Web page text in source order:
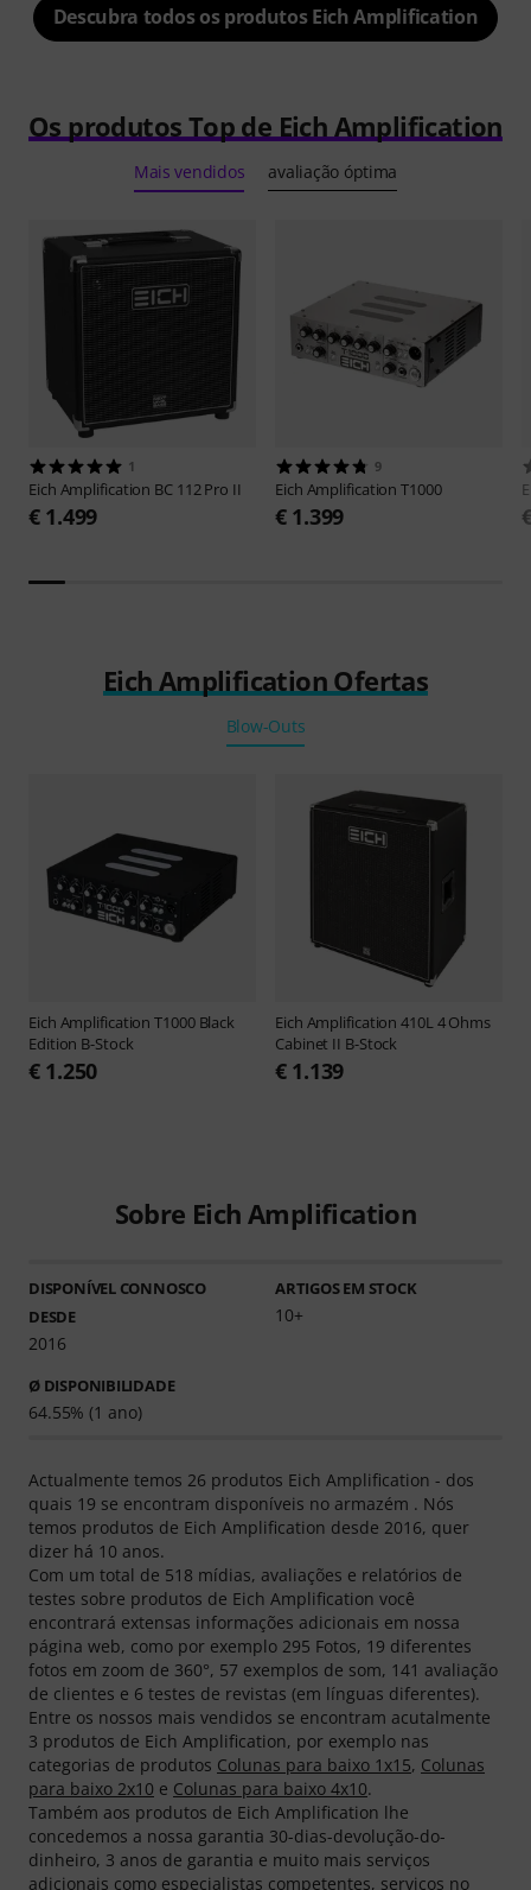
Descubra todos os produtos Eich Amplification
Os produtos Top de Eich Amplification
Mais vendidos avaliação óptima
1
Eich Amplification BC 112 Pro II
€ 1.499
9
Eich AmplificationT1000
€ 1.399
Eich Amplification Ofertas
Blow-Outs
Eich AmplificationT1000 Black
Edition B-Stock
€ 1.250
Eich Amplification410L 4 Ohms
Cabinet II B-Stock
€ 1.139
Sobre Eich Amplification
DISPONÍVEL CONNOSCO
DESDE
2016
ARTIGOS EM STOCK
10+
Ø DISPONIBILIDADE
64.55% (1 ano)
Actualmente temos 26 produtos Eich Amplification - dos
quais 19 se encontram disponíveis no armazém . Nós
temos produtos de Eich Amplification desde 2016, quer
dizer há 10 anos.
Com um total de 518 mídias, avaliações e relatórios de
testes sobre produtos de Eich Amplification você
encontrará extensas informações adicionais em nossa
página web, como por exemplo 295 Fotos, 19 diferentes
fotos em zoom de 360°, 57 exemplos de som, 141 avaliação
de clientes e 6 testes de revistas (em línguas diferentes).
Entre os nossos mais vendidos se encontram acutalmente
3 produtos de Eich Amplification, por exemplo nas
categorias de produtos Colunas para baixo 1x15, Colunas
para baixo 2x10 e Colunas para baixo 4x10.
Também aos produtos de Eich Amplification lhe
concedemos a nossa garantia 30-dias-devolução-do-
dinheiro, 3 anos de garantia e muito mais serviços
adicionais como especialistas competentes, serviços no